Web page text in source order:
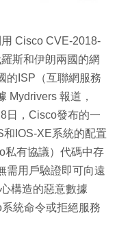
Cisco CVE-2018-
斯和伊朗兩國的網
的ISP（互聯網服務
Mydrivers 報道，
日，Cisco發布的一
IOS-XE系統的配置
私有協議）代碼中存
需用戶驗證即可向遠
構造的惡意數據
統命令或拒絕服務